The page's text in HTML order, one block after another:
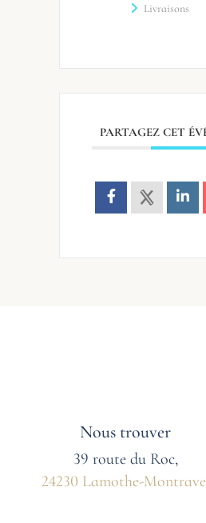
Livraisons
PARTAGEZ CET
Nous trouver
39 route du Roc,
24230 Lamothe-